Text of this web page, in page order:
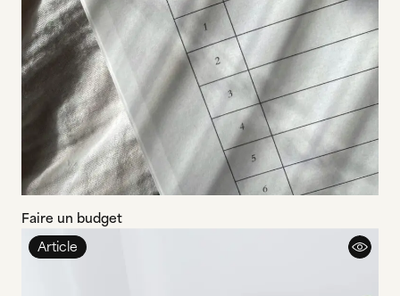
Faire un budget
Article